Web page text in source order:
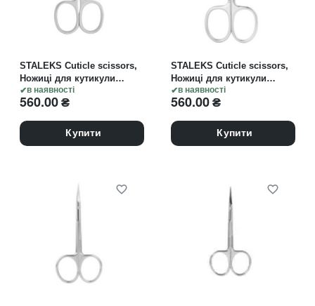
в наявності
STALEKS Cuticle scissors,
Ножиці для кутикули
EXPERT 50 TYPE 1
560.00₴
Купити
в наявності
STALEKS Cuticle scissors,
Ножиці для кутикули
EXPERT 50 TYPE 2
560.00₴
Купити